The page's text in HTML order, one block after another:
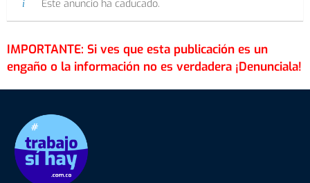
Este anuncio ha caducado.